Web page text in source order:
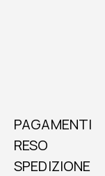
PAGAMENTI
RESO
SPEDIZIONE